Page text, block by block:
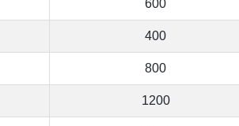
600
400
800
1200